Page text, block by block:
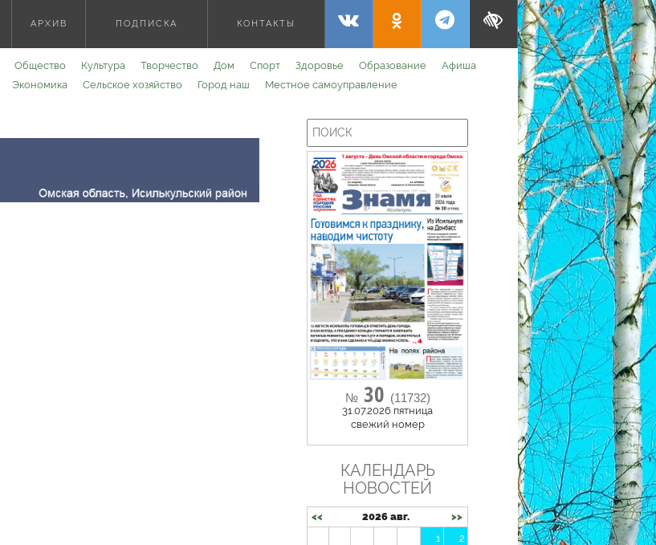
АРХИВ ПОДПИСКА КОНТАКТЫ
Общество Культура Творчество Дом Спорт Здоровье Образование
Афиша
Экономика Сельское хозяйство Город наш Местное самоуправление
№30 (11732)
31.07.2026 пятница
cвежий номер
КАЛЕНДАРЬ
НОВОСТЕЙ
<< 2026 авг.
>>
1
2